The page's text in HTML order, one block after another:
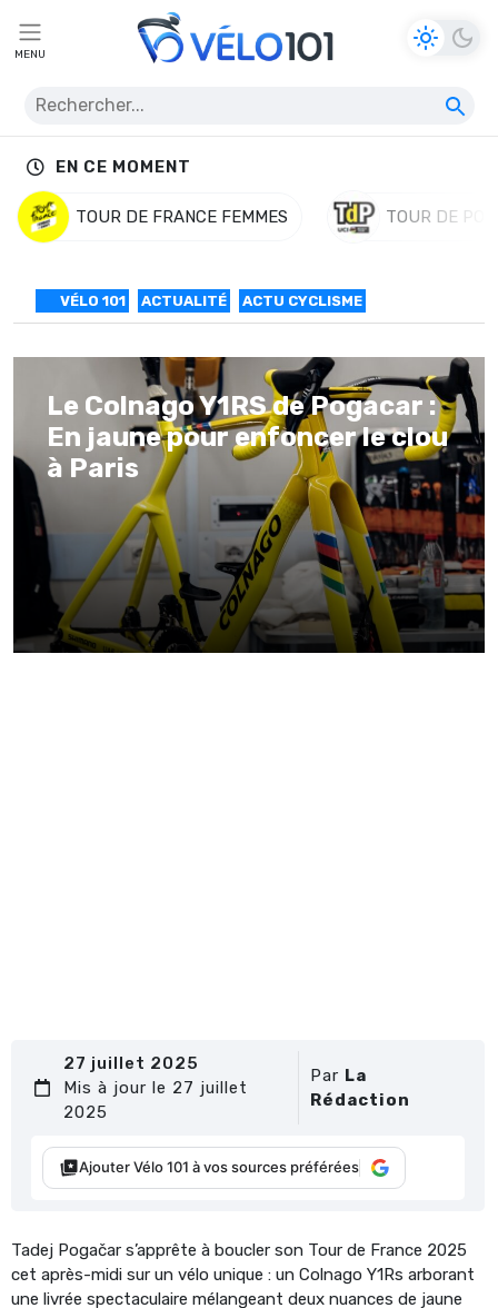
MENU
EN CE MOMENT
TOUR DE FRANCE FEMMES TOUR DE
VÉLO 101 ACTUALITÉ ACTU CYCLISME
Le Colnago Y1RS de Pogacar :
En jaune pour enfoncer le clou
à Paris
27 juillet 2025
Mis à jour le 27 juillet
2025
Par La
Rédaction
Ajouter Vélo 101 à vos sources préférées
Tadej Pogačar s’apprête à boucler son Tour de France 2025
cet après-midi sur un vélo unique : un Colnago Y1Rs arborant
une livrée spectaculaire mélangeant deux nuances de jaune